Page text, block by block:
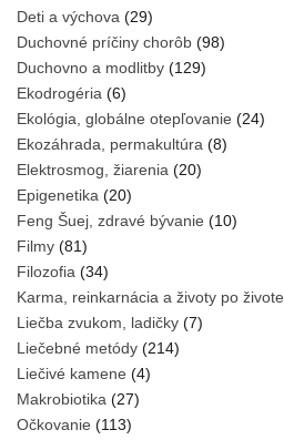
Deti a výchova (29)
Duchovné príčiny chorôb (98)
Duchovno a modlitby (129)
Ekodrogéria (6)
Ekológia, globálne otepľovanie (24)
Ekozáhrada, permakultúra (8)
Elektrosmog, žiarenia (20)
Epigenetika (20)
Feng Šuej, zdravé bývanie (10)
Filmy (81)
Filozofia (34)
Karma, reinkarnácia a životy po živote
Liečba zvukom, ladičky (7)
Liečebné metódy (214)
Liečivé kamene (4)
Makrobiotika (27)
Očkovanie (113)